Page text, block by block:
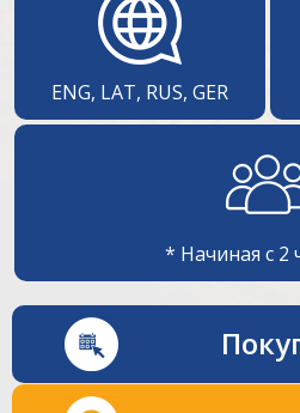
ENG, LAT, RUS, GER
* Начиная с 2